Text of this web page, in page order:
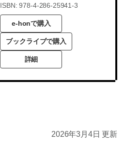
ISBN: 978-4-286-25941-3
e-honで購入
ブックライブで購入
詳細
2026年3月4日 更新